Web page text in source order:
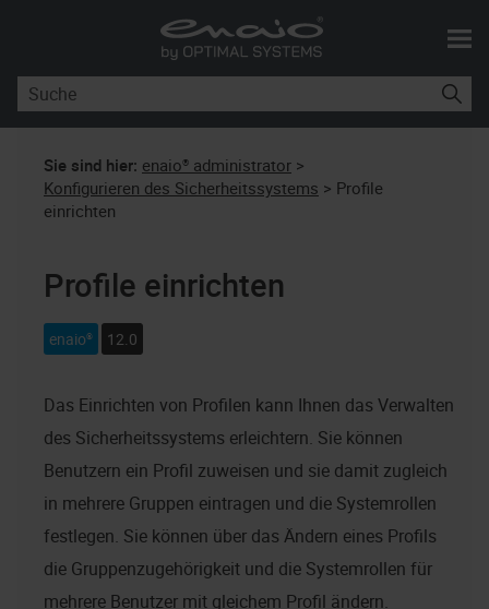
Skip To Main Content
Sie sind hier: enaio® administrator >
Konfigurieren des Sicherheitssystems > Profile
einrichten
Profile einrichten
enaio® 12.0
Das Einrichten von Profilen kann Ihnen das Verwalten
des Sicherheitssystems erleichtern. Sie können
Benutzern ein Profil zuweisen und sie damit zugleich
in mehrere Gruppen eintragen und die Systemrollen
festlegen. Sie können über das Ändern eines Profils
die Gruppenzugehörigkeit und die Systemrollen für
mehrere Benutzer mit gleichem Profil ändern.